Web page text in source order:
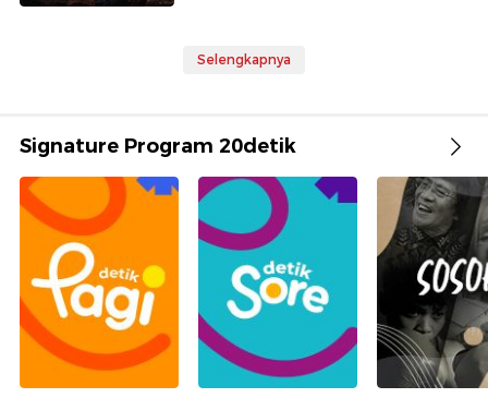
Selengkapnya
Signature Program 20detik